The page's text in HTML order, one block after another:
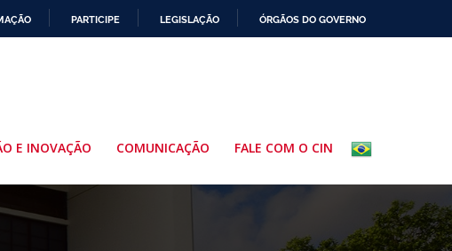
PARTICIPE LEGISLAÇÃO ÓRGÃOS DO GOVERNO
E INOVAÇÃO COMUNICAÇÃO FALE COM O CIN